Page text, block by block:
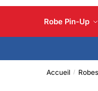
Robe Pin-Up
Accueil /